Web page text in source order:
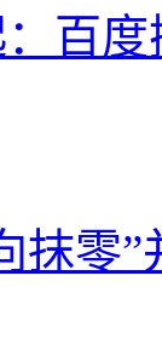
百
抹零